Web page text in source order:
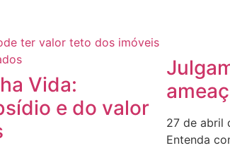
Vida:
e do valor
27 de abril
Entenda